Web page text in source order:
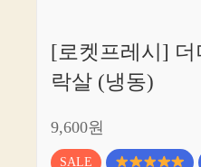
[로켓프레시] 더
락살 (냉동)
9,600원
SALE